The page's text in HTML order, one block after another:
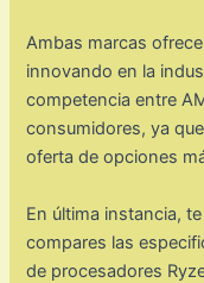
Ambas marcas
innovando en la
competencia entre
consumidores, ya
oferta de opciones
En última instancia,
compares las
de procesadores